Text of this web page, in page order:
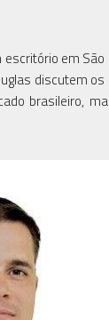
em
discutem
brasileiro,